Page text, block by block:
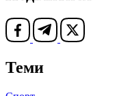
Теми